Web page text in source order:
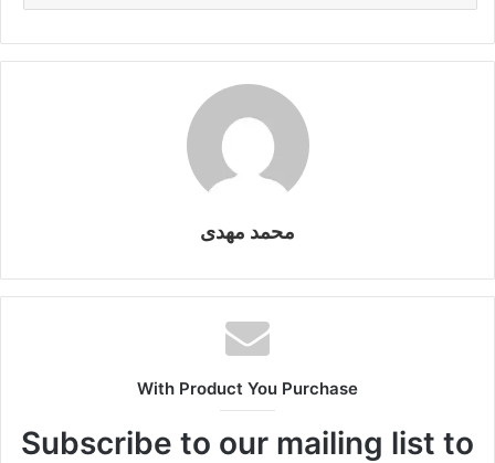
o
k
p
g
er
k
محمد مهدى
With Product You Purchase
Subscribe to our mailing list to